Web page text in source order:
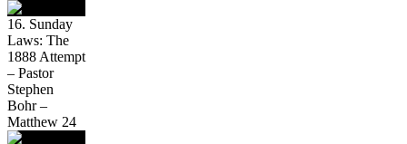
16. Sunday
Laws: The
1888 Attempt
– Pastor
Stephen
Bohr –
Matthew 24